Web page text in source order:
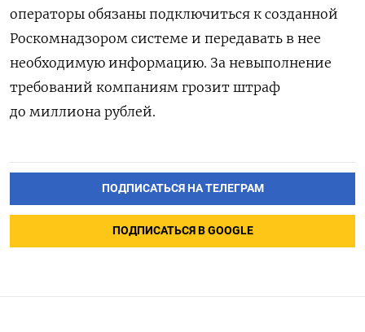
операторы обязаны подключиться к созданной
Роскомнадзором системе и передавать в нее
необходимую информацию. За невыполнение
требований компаниям грозит штраф
до миллиона рублей.
ПОДПИСАТЬСЯ НА ТЕЛЕГРАМ
ПОДПИСАТЬСЯ В GOOGLE